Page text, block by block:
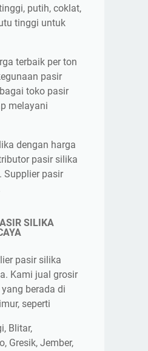
putih, coklat,
tinggi untuk
terbaik per ton
pasir
toko pasir
melayani
dengan harga
pasir silika
Supplier pasir
SILIKA
pasir silika
Kami jual grosir
berada di
seperti
Blitar,
Gresik, Jember,